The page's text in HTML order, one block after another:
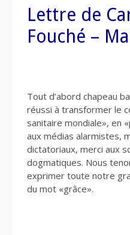
Lettre de
Fouché –
Tout d’abord chapeau
réussi à transformer le
sanitaire mondiale», en
aux médias alarmistes,
dictatoriaux, merci aux
dogmatiques. Nous
exprimer toute notre
du mot «grâce».